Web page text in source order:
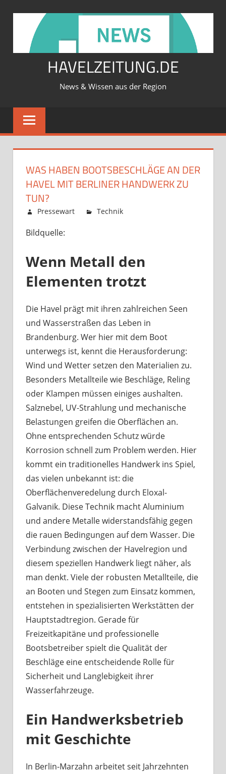
springen
HAVELZEITUNG.DE
News & Wissen aus der Region
WAS HABEN BOOTSBESCHLÄGE AN DER
HAVEL MIT BERLINER HANDWERK ZU
TUN?
Februar 12, 2026
Pressewart Technik
mit
tun?
Bildquelle:
Wenn Metall den
Elementen trotzt
Die Havel prägt mit ihren zahlreichen Seen
und Wasserstraßen das Leben in
Brandenburg. Wer hier mit dem Boot
unterwegs ist, kennt die Herausforderung:
Wind und Wetter setzen den Materialien zu.
Besonders Metallteile wie Beschläge, Reling
oder Klampen müssen einiges aushalten.
Salznebel, UV-Strahlung und mechanische
Belastungen greifen die Oberflächen an.
Ohne entsprechenden Schutz würde
Korrosion schnell zum Problem werden. Hier
kommt ein traditionelles Handwerk ins Spiel,
das vielen unbekannt ist: die
Oberflächenveredelung durch Eloxal-
Galvanik. Diese Technik macht Aluminium
und andere Metalle widerstandsfähig gegen
die rauen Bedingungen auf dem Wasser. Die
Verbindung zwischen der Havelregion und
diesem speziellen Handwerk liegt näher, als
man denkt. Viele der robusten Metallteile, die
an Booten und Stegen zum Einsatz kommen,
entstehen in spezialisierten Werkstätten der
Hauptstadtregion. Gerade für
Freizeitkapitäne und professionelle
Bootsbetreiber spielt die Qualität der
Beschläge eine entscheidende Rolle für
Sicherheit und Langlebigkeit ihrer
Wasserfahrzeuge.
Ein Handwerksbetrieb
mit Geschichte
In Berlin-Marzahn arbeitet seit Jahrzehnten